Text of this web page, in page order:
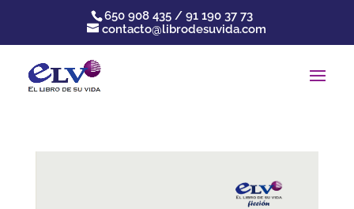
650 908 435 / 91 190 37 73
contacto@librodesuvida.com